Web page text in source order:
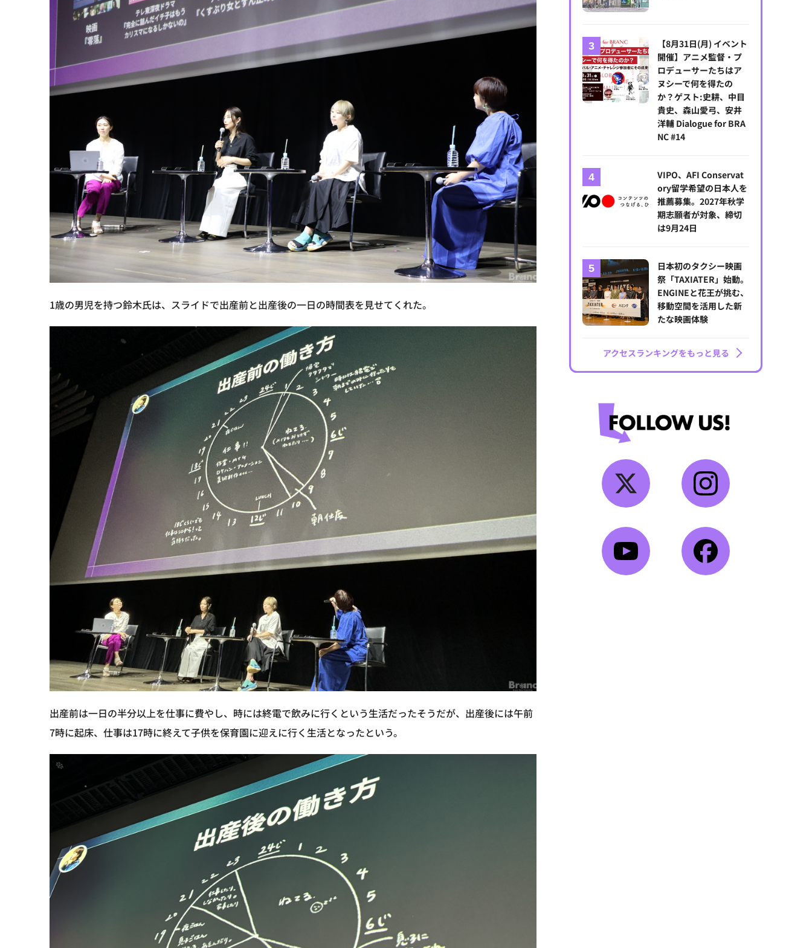
1歳の男児を持つ鈴木氏は、スライドで出産前と出産後の一日の時間表を見せてくれた。
出産前は一日の半分以上を仕事に費やし、時には終電で飲みに行くという生活だったそうだが、出産後には午前
7時に起床、仕事は17時に終えて子供を保育園に迎えに行く生活となったという。
【8月31日(月) イベント
開催】アニメ監督・プ
ロデューサーたちはア
ヌシーで何を得たの
か？ゲスト:史耕、中目
貴史、森山愛弓、安井
洋輔 Dialogue for BRA
NC #14
VIPO、AFI Conservat
ory留学希望の日本人を
推薦募集。2027年秋学
期志願者が対象、締切
は9月24日
日本初のタクシー映画
祭「TAXIATER」始動。
ENGINEと花王が挑む、
移動空間を活用した新
たな映画体験
アクセスランキングをもっと見る